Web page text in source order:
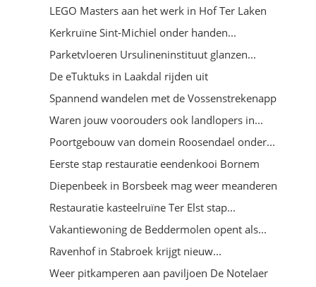
LEGO Masters aan het werk in Hof Ter Laken
Kerkruïne Sint-Michiel onder handen...
Parketvloeren Ursulineninstituut glanzen...
De eTuktuks in Laakdal rijden uit
Spannend wandelen met de Vossenstrekenapp
Waren jouw voorouders ook landlopers in...
Poortgebouw van domein Roosendael onder...
Eerste stap restauratie eendenkooi Bornem
Diepenbeek in Borsbeek mag weer meanderen
Restauratie kasteelruïne Ter Elst stap...
Vakantiewoning de Beddermolen opent als...
Ravenhof in Stabroek krijgt nieuw...
Weer pitkamperen aan paviljoen De Notelaer